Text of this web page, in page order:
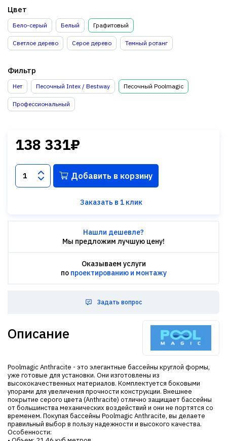
Цвет
Бело-серый Белый Графитовый
Светлое дерево Серое дерево Темный ротанг
Фильтр
Нет Песочный Intex / Bestway Песочный Poolmagic
Профессиональный
138 331₽
Добавить в корзину
Заказать в 1 клик
Нашли дешевле?
Мы предложим лучшую цену!
Оказываем услуги
по проектированию и монтажу
Задать вопрос
Описание
Poolmagic Anthracite - это элегантные бассейны круглой формы,
уже готовые для установки. Они изготовлены из
высококачественных материалов. Комплектуется боковыми
упорами для увеличения прочности конструкции. Внешнее
покрытие серого цвета (Anthracite) отлично защищает бассейны
от большинства механических воздействий и они не портятся со
временем. Покупая бассейны Poolmagic Anthracite, вы делаете
правильный выбор в пользу надежности и высокого качества.
Особенности: